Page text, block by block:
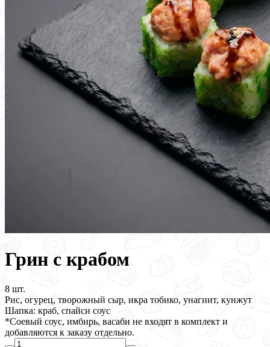
Грин с крабом
8 шт.
Рис, огурец, творожный сыр, икра тобико, унагиит, кунжут
Шапка: краб, спайси соус
*Соевый соус, имбирь, васаби не входят в комплект и
добавляются к заказу отдельно.